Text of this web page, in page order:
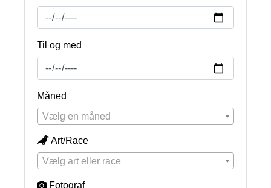
Til og med
Måned
Vælg en måned
Art/Race
Vælg art eller race
Fotograf